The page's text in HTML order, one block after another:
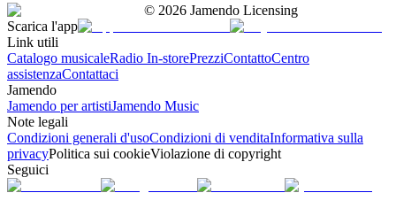
© 2026 Jamendo Licensing
Scarica l'app
Link utili
Catalogo musicaleRadio In-storePrezziContattoCentro
assistenzaContattaci
Jamendo
Jamendo per artistiJamendo Music
Note legali
Condizioni generali d'usoCondizioni di venditaInformativa sulla
privacyPolitica sui cookieViolazione di copyright
Seguici